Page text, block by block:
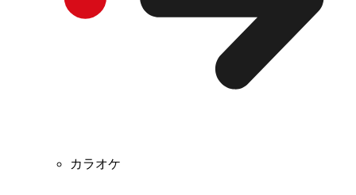
カラオケ